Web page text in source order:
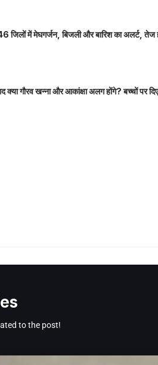
जिलों में मेघगर्जन, बिजली और बारिश का अलर्ट, तेज
क्या गौरव खन्ना और आकांक्षा अलग होंगे? बच्चों पर
to the post!